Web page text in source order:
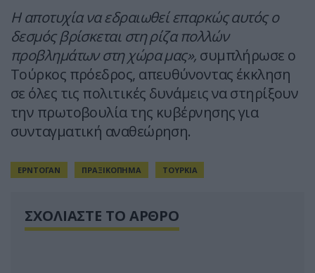
Η αποτυχία να εδραιωθεί επαρκώς αυτός ο
δεσμός βρίσκεται στη ρίζα πολλών
προβλημάτων στη χώρα μας», συμπλήρωσε ο
Τούρκος πρόεδρος, απευθύνοντας έκκληση
σε όλες τις πολιτικές δυνάμεις να στηρίξουν
την πρωτοβουλία της κυβέρνησης για
συνταγματική αναθεώρηση.
ΕΡΝΤΟΓΑΝ ΠΡΑΞΙΚΟΠΗΜΑ ΤΟΥΡΚΙΑ
ΣΧΟΛΙΑΣΤΕ ΤΟ ΑΡΘΡΟ